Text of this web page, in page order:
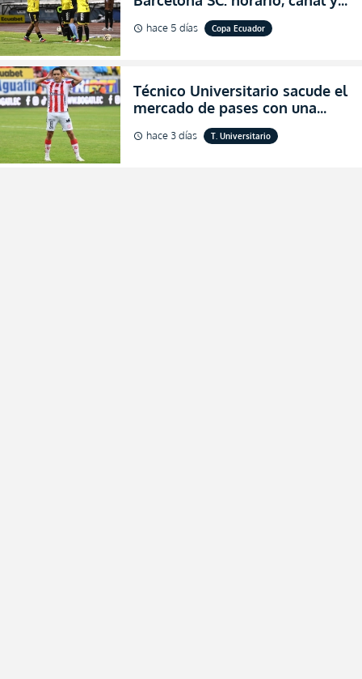
dónde ver EN VIVO los octavos
de final de la Copa Ecuador
schedule hace 5 días Copa Ecuador
Técnico Universitario sacude el
mercado de pases con una
verdadera revolución para
asegurar la permanencia
schedule hace 3 días T. Universitario